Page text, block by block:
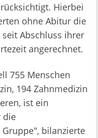
Hierbei
ohne Abitur die
Abschluss ihrer
angerechnet.
755 Menschen
194 Zahnmedizin
ist ein
die
bilanzierte